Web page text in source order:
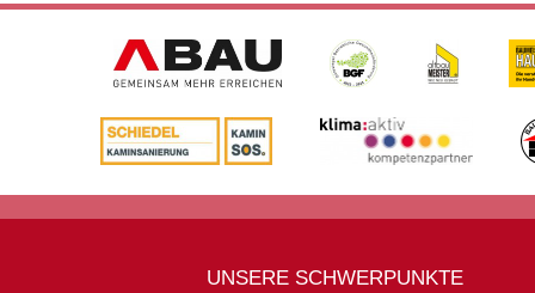
UNSERE SCHWERPUNKTE